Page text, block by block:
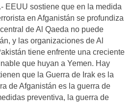
EEUU sostiene que en la medida
en Afganistán se profundiza
de Al Qaeda no puede
y las organizaciones de Al
tiene enfrente una creciente
que huyan a Yemen. Hay
que la Guerra de Irak es la
de Afganistán es la guerra de
preventiva, la guerra de